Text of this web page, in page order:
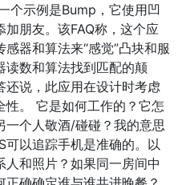
个示例是Bump，它使用凹
加朋友。该FAQ称，这个应
感器和算法来“感觉”凸块和服
读数和算法找到匹配的颠
还说，此应用在设计时考虑
性。 它是如何工作的？它怎
一个人敬酒/碰碰？我的意思
可以追踪手机是准确的。以
人和照片？如果同一房间中